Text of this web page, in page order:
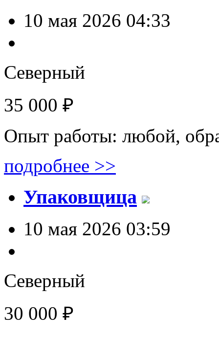
10 мая 2026 04:33
Северный
35 000 ₽
Опыт работы: любой,
подробнее >>
Упаковщица
10 мая 2026 03:59
Северный
30 000 ₽